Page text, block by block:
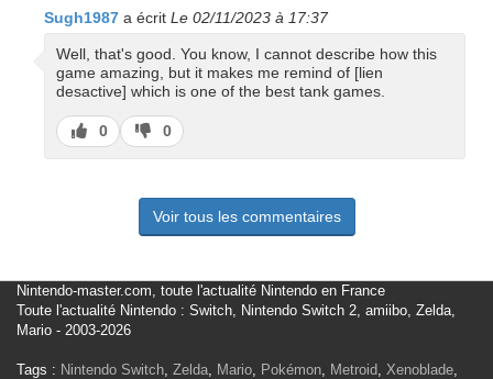
Sugh1987 a écrit Le 02/11/2023 à 17:37
Well, that's good. You know, I cannot describe how this
game amazing, but it makes me remind of [lien
desactive] which is one of the best tank games.
J’aime
0
J’aime
pas
0
Voir tous les commentaires
Nintendo-master.com, toute l'actualité Nintendo en France
Toute l'actualité Nintendo : Switch, Nintendo Switch 2, amiibo, Zelda,
Mario - 2003-2026
Tags : Nintendo Switch Zelda Mario Pokémon Metroid Xenoblade